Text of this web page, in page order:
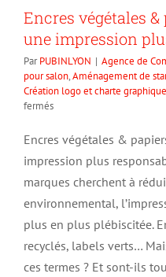
Encres végétales
une impression
ParPUBINLYON | Agence de
pour salon,Aménagement de
Création logo et charte graphique
ferméssur
végétales
papiers
recyclés
vers
une
impression
plus
responsable
Encres végétales &
impression plus
marques cherchent à
environnemental,
plus en plus plébiscitée.
recyclés, labels verts…
ces termes ? Et sont-ils